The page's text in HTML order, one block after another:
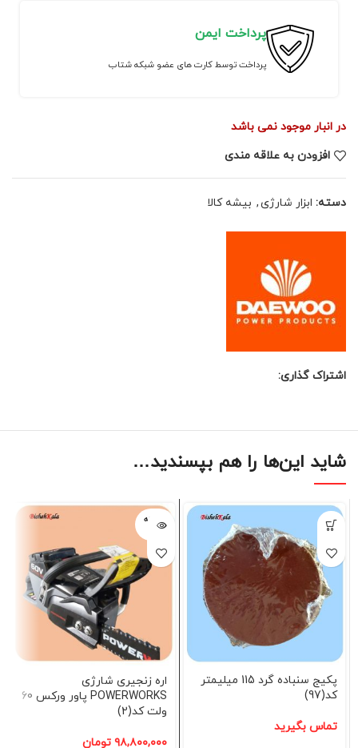
پرداخت ایمن
پرداخت توسط کارت های عضو شبکه شتاب
در انبار موجود نمی باشد
افزودن به علاقه مندی
دسته: ابزار شارژی, بیشه کالا
اشتراک گذاری:
شاید این‌ها را هم بپسندید…
پکیج سنباده گرد 115 میلیمتر
کد(97)
تماس بگیرید
فروخته
شده
اره زنجیری شارژی
POWERWORKS پاور ورکس 60
ولت کد(2)
۹۸,۸۰۰,۰۰۰ تومان